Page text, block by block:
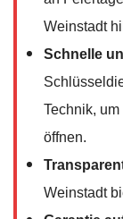
Weinstadt
Schnelle
Technik,
öffnen.
Weinstadt